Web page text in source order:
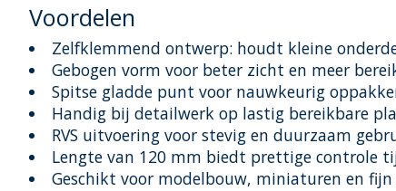
Voordelen
Zelfklemmend ontwerp: houdt kleine
Gebogen vorm voor beter zicht en meer
Spitse gladde punt voor nauwkeurig
Handig bij detailwerk op lastig bereikbare
RVS uitvoering voor stevig en duurzaam
Lengte van 120 mm biedt prettige controle
Geschikt voor modelbouw, miniaturen en